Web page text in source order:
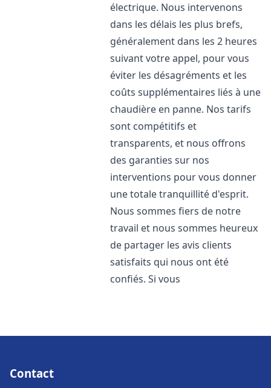
électrique. Nous intervenons
dans les délais les plus brefs,
généralement dans les 2 heures
suivant votre appel, pour vous
éviter les désagréments et les
coûts supplémentaires liés à une
chaudière en panne. Nos tarifs
sont compétitifs et
transparents, et nous offrons
des garanties sur nos
interventions pour vous donner
une totale tranquillité d'esprit.
Nous sommes fiers de notre
travail et nous sommes heureux
de partager les avis clients
satisfaits qui nous ont été
confiés. Si vous
Contact